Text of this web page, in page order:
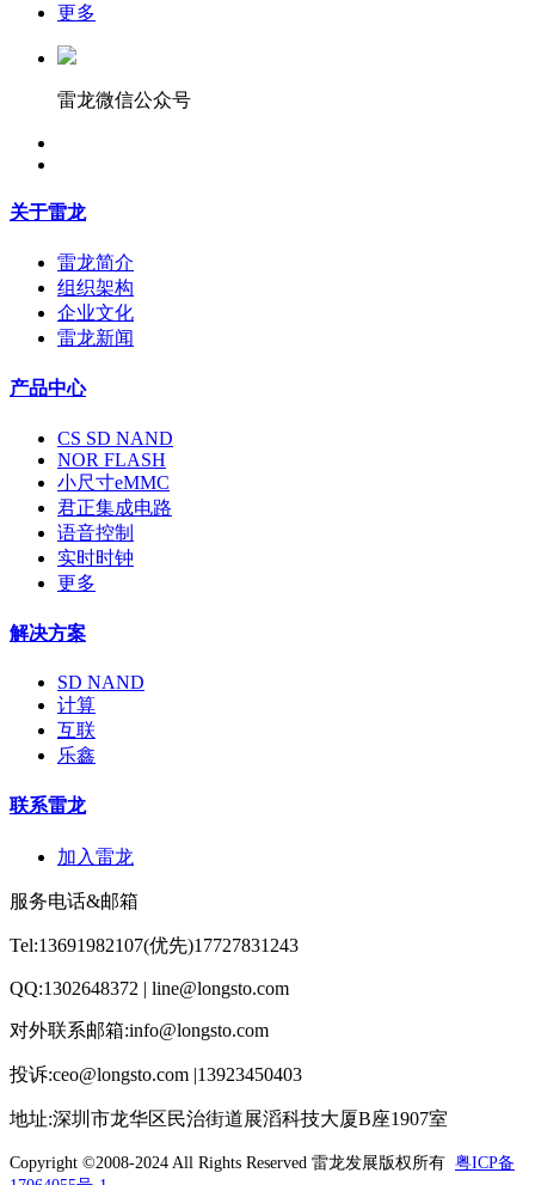
更多
雷龙微信公众号
关于雷龙
雷龙简介
组织架构
企业文化
雷龙新闻
产品中心
CS SD NAND
NOR FLASH
小尺寸eMMC
君正集成电路
语音控制
实时时钟
更多
解决方案
SD NAND
计算
互联
乐鑫
联系雷龙
加入雷龙
服务电话&邮箱
Tel:13691982107(优先)17727831243
QQ:1302648372 | line@longsto.com
对外联系邮箱:info@longsto.com
投诉:ceo@longsto.com |13923450403
地址:深圳市龙华区民治街道展滔科技大厦B座1907室
Copyright ©2008-2024 All Rights Reserved 雷龙发展版权所有 粤ICP备